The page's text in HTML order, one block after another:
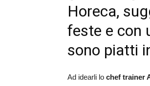
Horeca,
feste e con
sono piatti
Ad idearli lo chef trainer